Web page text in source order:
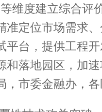
维度建立综合评
准定位市场需求
平台，提供工程
和落地园区，加
，市委金融办，